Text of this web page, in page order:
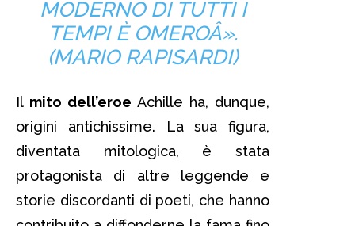
MODERNO DI TUTTI I
TEMPI È OMEROÂ».
(MARIO RAPISARDI)
Il mito dell’eroe Achille ha, dunque,
origini antichissime. La sua figura,
diventata mitologica, è stata
protagonista di altre leggende e
storie discordanti di poeti, che hanno